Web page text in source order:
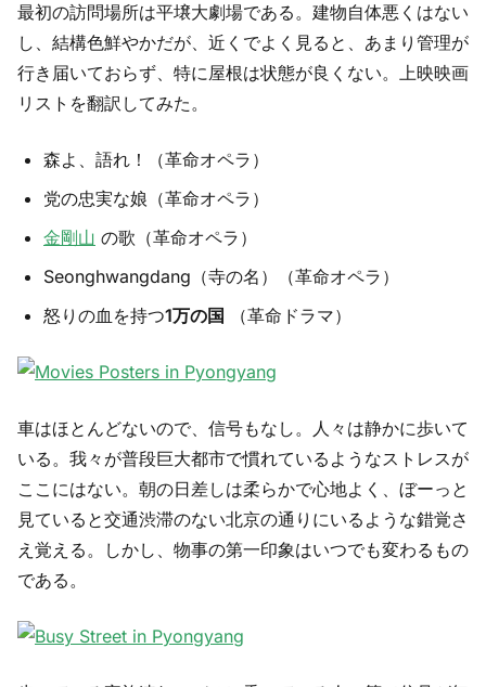
最初の訪問場所は平壌大劇場である。建物自体悪くはない
し、結構色鮮やかだが、近くでよく見ると、あまり管理が
行き届いておらず、特に屋根は状態が良くない。上映映画
リストを翻訳してみた。
森よ、語れ！（革命オペラ）
党の忠実な娘（革命オペラ）
金剛山 の歌（革命オペラ）
Seonghwangdang（寺の名）（革命オペラ）
怒りの血を持つ1万の国 （革命ドラマ）
車はほとんどないので、信号もなし。人々は静かに歩いて
いる。我々が普段巨大都市で慣れているようなストレスが
ここにはない。朝の日差しは柔らかで心地よく、ぼーっと
見ていると交通渋滞のない北京の通りにいるような錯覚さ
え覚える。しかし、物事の第一印象はいつでも変わるもの
である。